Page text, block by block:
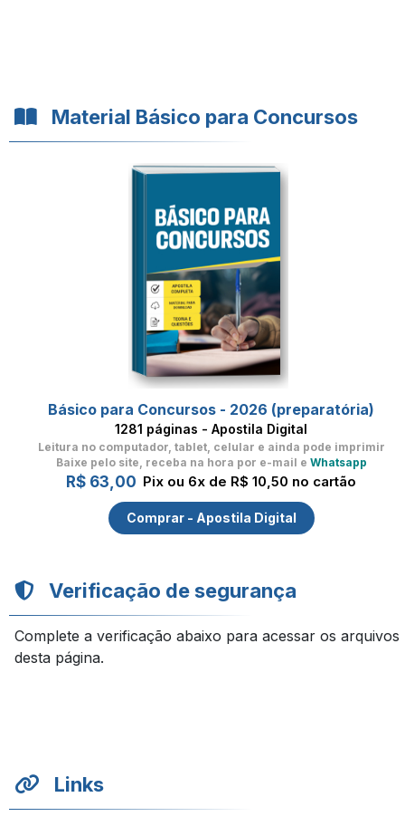
Material Básico para Concursos
Básico para Concursos - 2026 (preparatória)
1281 páginas - Apostila Digital
Leitura no computador, tablet, celular e ainda pode imprimir
Baixe pelo site, receba na hora por e-mail e Whatsapp
R$ 63,00 Pix ou 6x de R$ 10,50 no cartão
Comprar - Apostila Digital
Verificação de segurança
Complete a verificação abaixo para acessar os arquivos
desta página.
Links